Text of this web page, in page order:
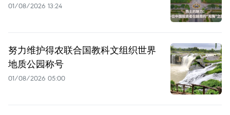
01/08/2026 13:24
努力维护得农联合国教科文组织世界
地质公园称号
01/08/2026 05:00